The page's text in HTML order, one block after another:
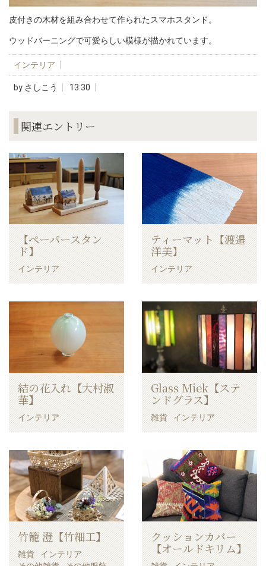
皮付きの木材を組み合わせて作られたスマホスタンド。
ウッドバーニングで可愛らしい模様が描かれています。
インテリア
by さしこう 13:30
関連エントリー
【ペーパースタン
ド】
インテリア
ティーマット【渡邉
洋美】
インテリア
結の花入れ【大村淑
華】
インテリア
Glass Miek【ステ
ンドグラス】
雑貨 インテリア
竹籠 澄【竹細工】
雑貨
インテリア
クッションカバー
【オールドキリム】